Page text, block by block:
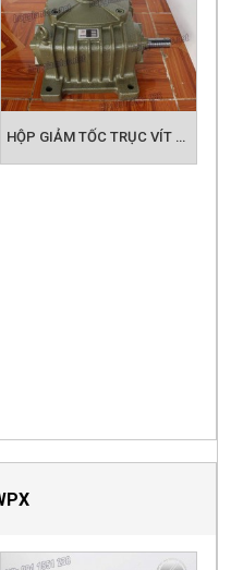
HỘP GIẢM TỐC TRỤC VÍT WPO SIZE 135